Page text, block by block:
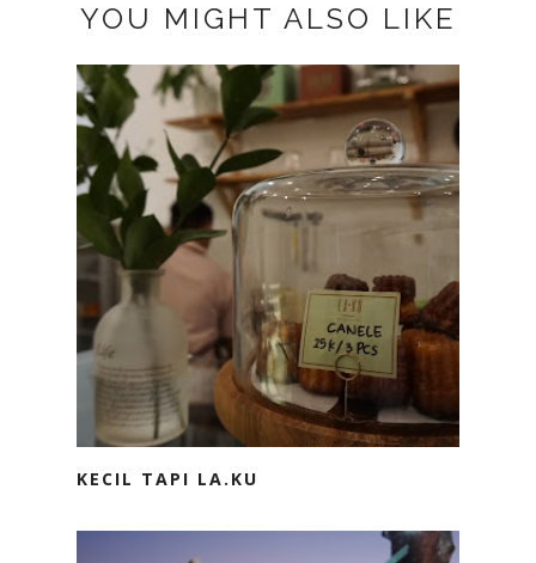
YOU MIGHT ALSO LIKE
KECIL TAPI LA.KU